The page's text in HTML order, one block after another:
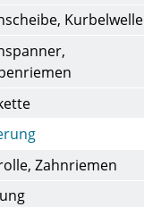
Kurbelwelle
Zahnriemen